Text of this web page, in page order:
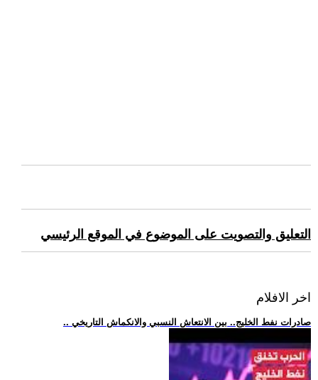
التعليق والتصويت على الموضوع في الموقع الرئيسي
اخر الافلام
.. صادرات نفط الخليج.. بين الانتعاش النسبي والانكماش التاريخي